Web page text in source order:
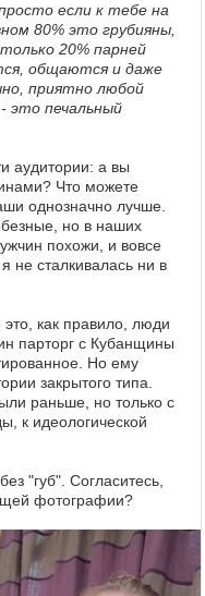
если к тебе на
80% это грубияны,
20% парней
общаются и даже
приятно любой
это печальный
аудитории: а вы
Что можете
однозначно лучше.
но в наших
похожи, и вовсе
не сталкивалась ни в
как правило, люди
парторг с Кубанщины
Но ему
закрытого типа.
раньше, но только с
к идеологической
"губ". Согласитесь,
фотографии?